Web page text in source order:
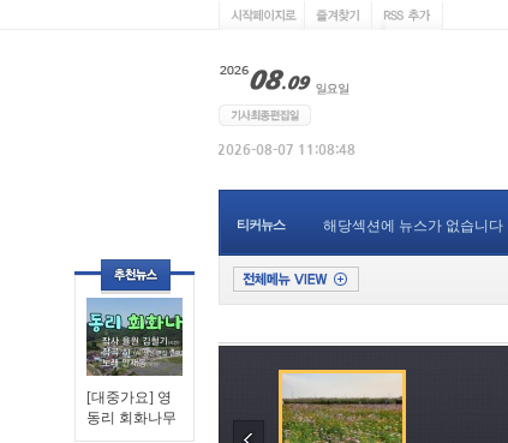
[대중가요] 영
동리 회화나무
티커뉴스 해당섹션에 뉴스가 없습니다